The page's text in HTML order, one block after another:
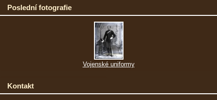
Poslední fotografie
Vojenské uniformy
Kontakt